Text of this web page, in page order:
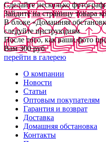
Сделайте несколько
Зайдите на страницу товара
В блоке «Домашняя
следуйте инструкциям
После того, как ваши фото
Вам 300 руб
перейти в галерею
О компании
Новости
Статьи
Оптовым покупателям
Гарантия и возврат
Доставка
Домашняя обстановка
Контакты